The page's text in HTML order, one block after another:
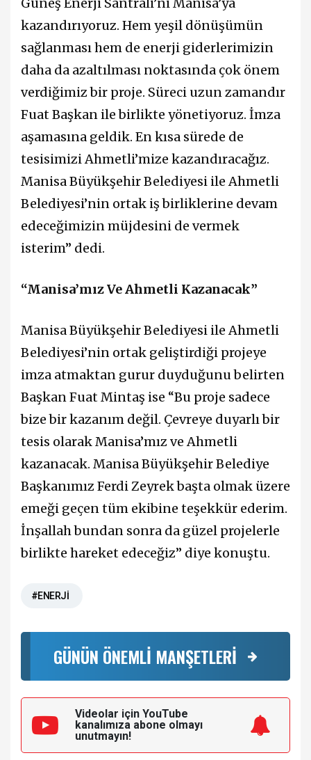
kazandırıyoruz. Hem yeşil dönüşümün
sağlanması hem de enerji giderlerimizin
daha da azaltılması noktasında çok önem
verdiğimiz bir proje. Süreci uzun zamandır
Fuat Başkan ile birlikte yönetiyoruz. İmza
aşamasına geldik. En kısa sürede de
tesisimizi Ahmetli’mize kazandıracağız.
Manisa Büyükşehir Belediyesi ile Ahmetli
Belediyesi’nin ortak iş birliklerine devam
edeceğimizin müjdesini de vermek
isterim” dedi.
“Manisa’mız Ve Ahmetli Kazanacak”
Manisa Büyükşehir Belediyesi ile Ahmetli
Belediyesi’nin ortak geliştirdiği projeye
imza atmaktan gurur duyduğunu belirten
Başkan Fuat Mintaş ise “Bu proje sadece
bize bir kazanım değil. Çevreye duyarlı bir
tesis olarak Manisa’mız ve Ahmetli
kazanacak. Manisa Büyükşehir Belediye
Başkanımız Ferdi Zeyrek başta olmak üzere
emeği geçen tüm ekibine teşekkür ederim.
İnşallah bundan sonra da güzel projelerle
birlikte hareket edeceğiz” diye konuştu.
#ENERJİ
GÜNÜN ÖNEMLİ MANŞETLERİ
Videolar için YouTube
kanalımıza abone olmayı
unutmayın!